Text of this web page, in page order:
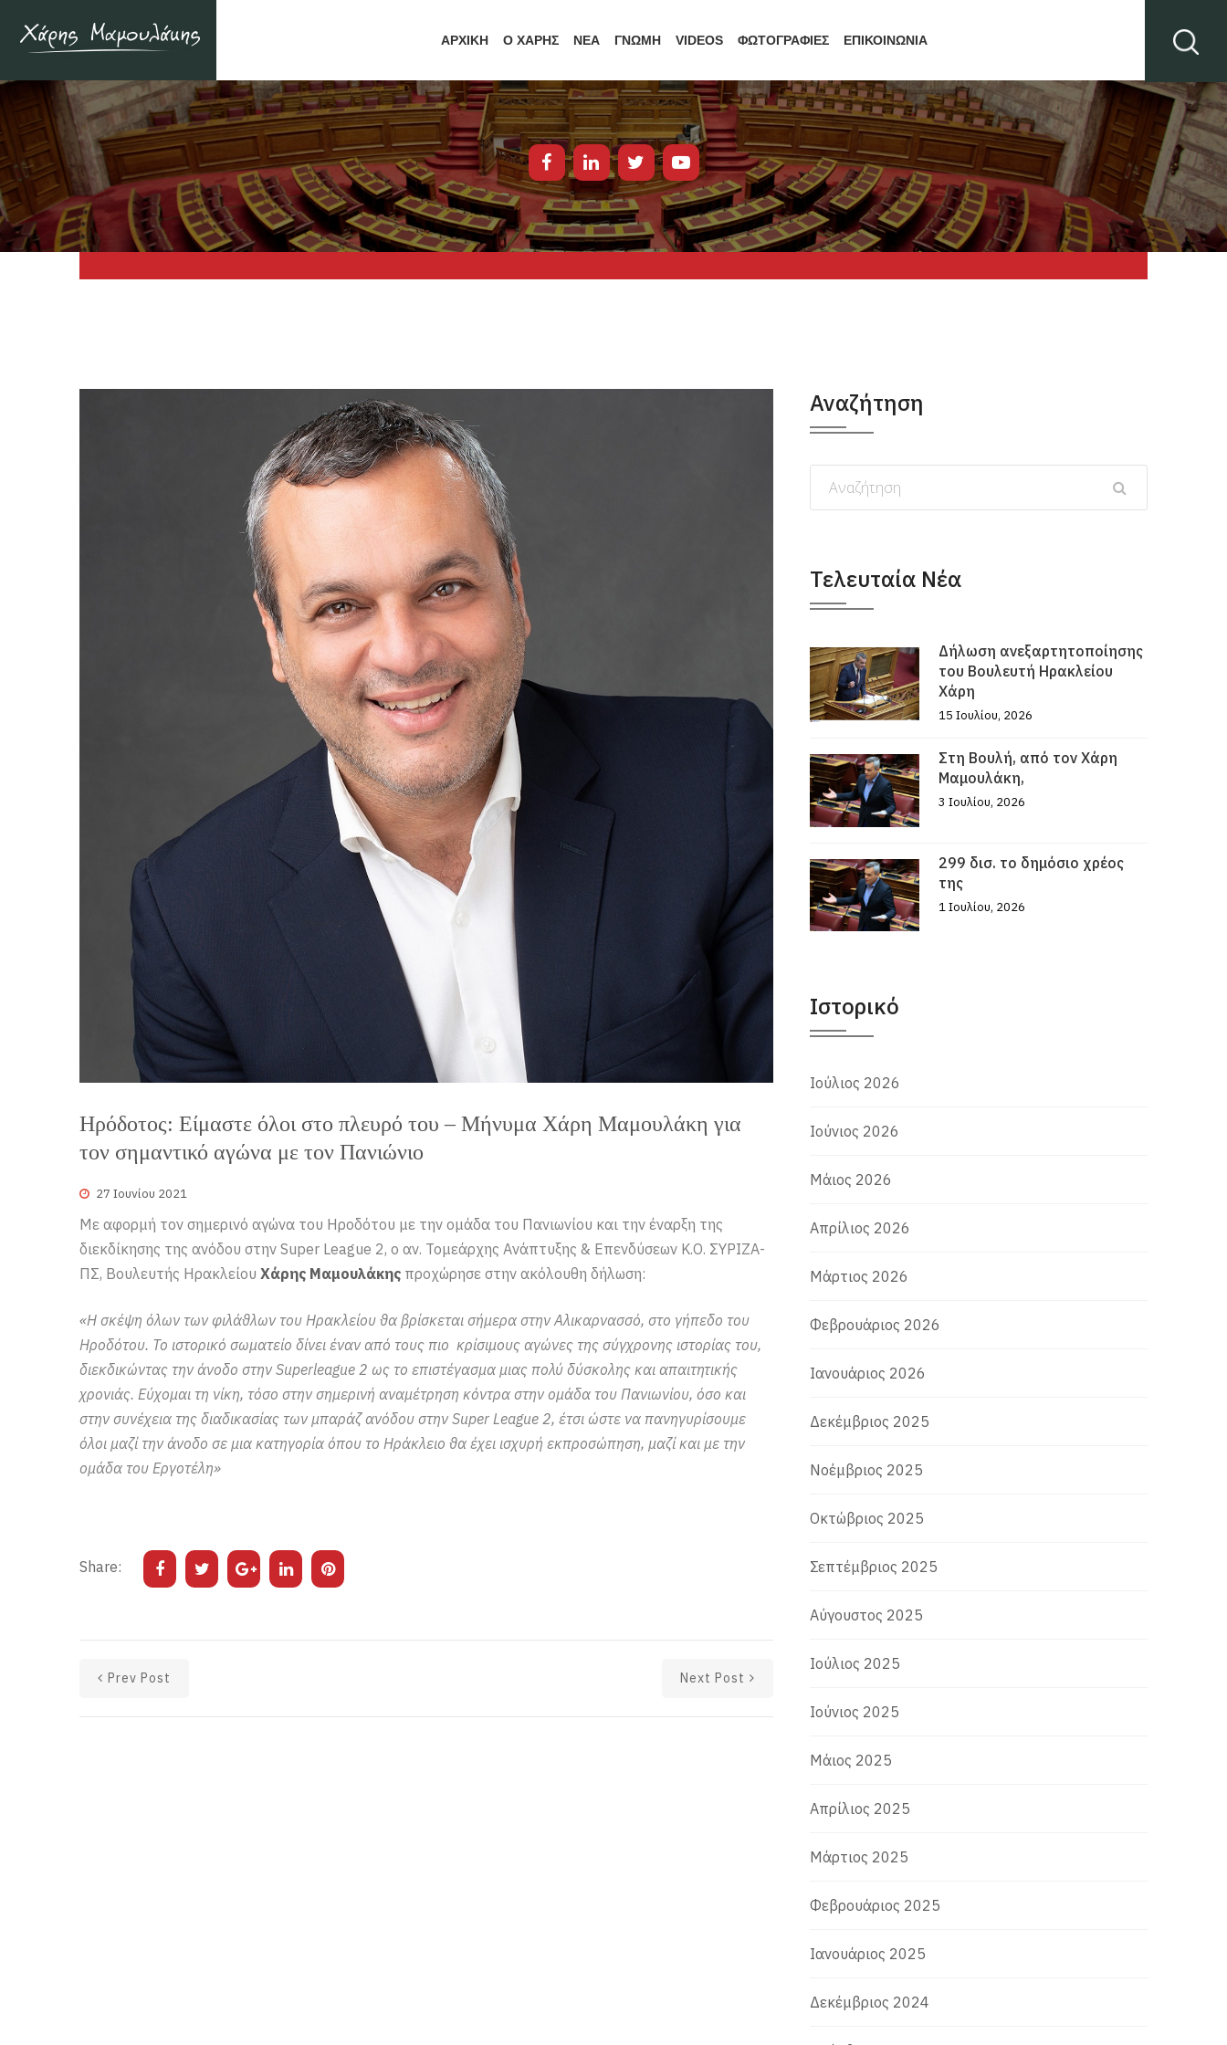
ΑΡΧΙΚΗ Ο ΧΑΡΗΣ ΝΕΑ ΓΝΩΜΗ VIDEOS ΦΩΤΟΓΡΑΦΙΕΣ ΕΠΙΚΟΙΝΩΝΙΑ
Ηρόδοτος: Είμαστε όλοι στο πλευρό του – Μήνυμα Χάρη Μαμουλάκη για
τον σημαντικό αγώνα με τον Πανιώνιο
27 Ιουνίου 2021
Με αφορμή τον σημερινό αγώνα του Ηροδότου με την ομάδα του Πανιωνίου και την έναρξη της
διεκδίκησης της ανόδου στην Super League 2, ο αν. Τομεάρχης Ανάπτυξης & Επενδύσεων Κ.Ο. ΣΥΡΙΖΑ-
ΠΣ, Βουλευτής Ηρακλείου Χάρης Μαμουλάκης προχώρησε στην ακόλουθη δήλωση:
«Η σκέψη όλων των φιλάθλων του Ηρακλείου θα βρίσκεται σήμερα στην Αλικαρνασσό, στο γήπεδο του
Ηροδότου. Το ιστορικό σωματείο δίνει έναν από τους πιο κρίσιμους αγώνες της σύγχρονης ιστορίας του,
διεκδικώντας την άνοδο στην Superleague 2 ως το επιστέγασμα μιας πολύ δύσκολης και απαιτητικής
χρονιάς. Εύχομαι τη νίκη, τόσο στην σημερινή αναμέτρηση κόντρα στην ομάδα του Πανιωνίου, όσο και
στην συνέχεια της διαδικασίας των μπαράζ ανόδου στην Super League 2, έτσι ώστε να πανηγυρίσουμε
όλοι μαζί την άνοδο σε μια κατηγορία όπου το Ηράκλειο θα έχει ισχυρή εκπροσώπηση, μαζί και με την
ομάδα του Εργοτέλη»
Share:
Prev Post Next Post
Αναζήτηση
Τελευταία Νέα
Δήλωση ανεξαρτητοποίησης
του Βουλευτή Ηρακλείου
Χάρη
15 Ιουλίου, 2026
Στη Βουλή, από τον Χάρη
Μαμουλάκη,
3 Ιουλίου, 2026
299 δισ. το δημόσιο χρέος
της
1 Ιουλίου, 2026
Ιστορικό
Ιούλιος 2026
Ιούνιος 2026
Μάιος 2026
Απρίλιος 2026
Μάρτιος 2026
Φεβρουάριος 2026
Ιανουάριος 2026
Δεκέμβριος 2025
Νοέμβριος 2025
Οκτώβριος 2025
Σεπτέμβριος 2025
Αύγουστος 2025
Ιούλιος 2025
Ιούνιος 2025
Μάιος 2025
Απρίλιος 2025
Μάρτιος 2025
Φεβρουάριος 2025
Ιανουάριος 2025
Δεκέμβριος 2024